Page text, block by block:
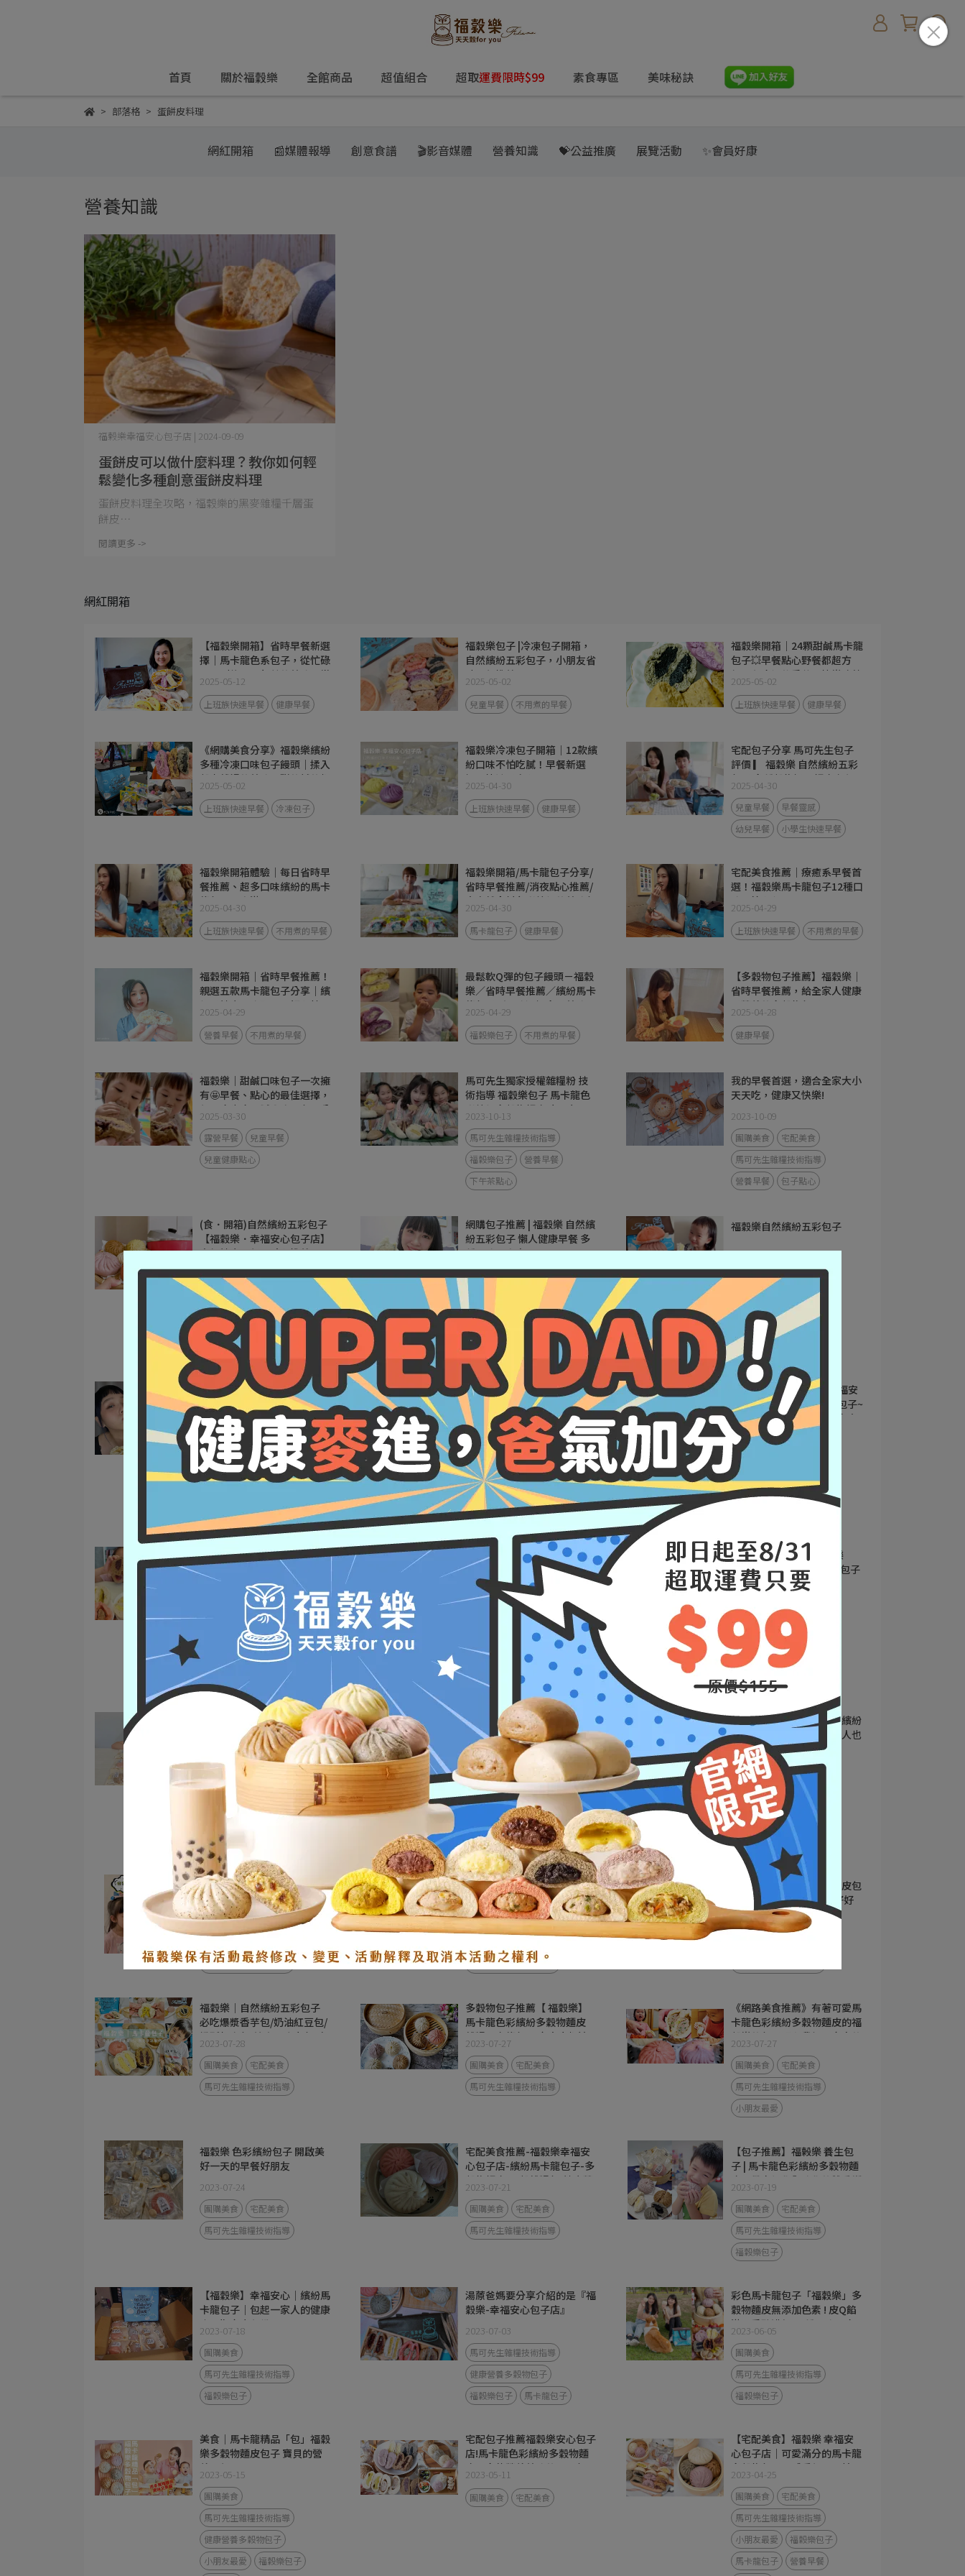
首頁 關於福穀樂 全館商品 超值組合 超取運費限時$99 素食專區 美味秘訣
部落格 蛋餅皮料理
網紅開箱 📰媒體報導 創意食譜 🎬影音媒體 營養知識 💝公益推廣 展覽活動 ✨會員好康
營養知識
蛋餅皮可以做什麼料理？教你如何輕
鬆變化多種創意蛋餅皮料理
福榖樂幸福安心包子店 | 2024-09-09
蛋餅皮料理全攻略，福穀樂的黑麥雜糧千層蛋
餅皮⋯
閱讀更多 ->
網紅開箱
【福穀樂開箱】省時早餐新選
擇｜馬卡龍色系包子，從忙碌
早晨到悠閒下午茶的美味日常
2025-05-12
上班族快速早餐 健康早餐
福穀樂包子 |冷凍包子開箱，
自然繽紛五彩包子，小朋友省
時早餐推薦！
2025-05-02
兒童早餐 不用煮的早餐
福穀樂開箱｜24顆甜鹹馬卡龍
包子💥早餐點心野餐都超方
便！必吃爆漿香芋＆快樂豬蔥
肉🥰
2025-05-02
上班族快速早餐 健康早餐
《網購美食分享》福穀樂繽紛
多種冷凍口味包子饅頭｜揉入
穀麥雜糧的美味，甜的鹹的都
有｜營養早餐、宵夜都超方
便！
2025-05-02
上班族快速早餐 冷凍包子
福穀樂冷凍包子開箱｜12款繽
紛口味不怕吃膩！早餐新選
擇，快速又安心
2025-04-30
上班族快速早餐 健康早餐
宅配包子分享 馬可先生包子
評價 ▎ 福穀樂 自然繽紛五彩
包子 多種穀物揉入麵皮 無添
加化學膨鬆劑、發粉、人工色
素， 真心推薦給想吃得安心
又想滿足味蕾的你！
2025-04-30
兒童早餐
早餐靈感
幼兒早餐
小學生快速早餐
福穀樂開箱體驗｜每日省時早
餐推薦、超多口味繽紛的馬卡
龍包子一次滿足！
2025-04-30
上班族快速早餐 不用煮的早餐
福穀樂開箱/馬卡龍包子分享/
省時早餐推薦/消夜點心推薦/
大自然食材色彩繽紛的美味包
子
2025-04-30
馬卡龍包子 健康早餐
宅配美食推薦｜療癒系早餐首
選！福穀樂馬卡龍包子12種口
味開箱心得
2025-04-29
上班族快速早餐 不用煮的早餐
福穀樂開箱｜省時早餐推薦！
親選五款馬卡龍包子分享｜繽
紛又健康，喚醒早晨好心情！
2025-04-29
營養早餐 不用煮的早餐
最鬆軟Q彈的包子饅頭－福穀
樂／省時早餐推薦／繽紛馬卡
龍包子／口味選擇多又美味
2025-04-29
福穀樂包子 不用煮的早餐
【多穀物包子推薦】福穀樂｜
省時早餐推薦，給全家人健康
又營養的多穀物包子！
2025-04-28
健康早餐
福穀樂｜甜鹹口味包子一次擁
有🤩早餐、點心的最佳選擇，
每天吃也吃不膩😋宅配包子分
享
2025-03-30
露營早餐
兒童早餐
兒童健康點心
馬可先生獨家授權雜糧粉 技
術指導 福穀樂包子 馬卡龍色
彩繽紛多穀物麵皮 小朋友天
然健康營養零食 下午茶 早餐
首選
2023-10-13
馬可先生雜糧技術指導
福穀樂包子
營養早餐
下午茶點心
我的早餐首選，適合全家大小
天天吃，健康又快樂!
2023-10-09
團購美食
宅配美食
馬可先生雜糧技術指導
營養早餐
包子點心
(食．開箱)自然繽紛五彩包子
【福穀樂．幸福安心包子店】
方便健康早餐、點心推薦
馬可先生雜糧技術指導
小朋友最愛
福穀樂包子
馬卡龍包子
營養早餐
包子點心
網購包子推薦 | 福穀樂 自然繽
紛五彩包子 懶人健康早餐 多
種口味一次享用
馬可先生雜糧技術指導
營養早餐
福穀樂自然繽紛五彩包子
馬可先生雜糧技術指導
小朋友最愛
福穀樂包子
馬卡龍包子
包子點心
[網購/美食] 福穀樂懶人健康
早餐，獨家技術退冰吃也很Q
2023-09-27
馬可先生雜糧技術指導
福穀樂包子
馬卡龍包子
網購時代，一起買起來---
【福穀樂幸福安心】繽紛馬卡
龍包子上線囉~｜網購包子推
薦｜安心健康包子｜方便健康
早餐
2023-09-26
團購美食
宅配美食
馬可先生雜糧技術指導
福穀樂包子
馬卡龍包子
營養早餐
包子點心
網購包子推薦 福穀樂-幸福安
心包子店~自然繽紛五彩包子~
好看好吃又營養~適合全家大
小的健康點心!
2023-09-26
團購美食
宅配美食
馬可先生雜糧技術指導
福穀樂包子
馬卡龍包子
福穀樂自然繽紛五彩包子網購
包子推薦 上班族快速早餐 懶
人健康早餐 小學生早餐
2023-09-25
馬可先生雜糧技術指導
小朋友最愛
福穀樂包子
馬卡龍包子
營養早餐
包子點心
【網購包子推薦 福穀樂】自
然繽紛五彩包子，全台最好吃
的包子 /中式早餐推薦 / 懶人
健康早餐 / 方便健康早餐 / 上
班族快速早餐 推薦。
2023-09-20
宅配美食
馬可先生雜糧技術指導
小朋友最愛
福穀樂包子
馬卡龍包子
【網購包子推薦】 福穀樂
FUKURO / 全台最好吃的包子
/ 自然繽紛五彩包子
2023-09-17
團購美食
宅配美食
馬可先生雜糧技術指導
福穀樂包子
馬卡龍包子
包子點心
宅配美食｜天然健康又營養美
味的包子推薦「福穀樂包子」
12款口味開箱與評價。
2023-09-13
團購美食
馬可先生雜糧技術指導
福穀樂包子
馬卡龍包子
營養早餐
【網路人氣安心健康包子推
薦】獨家技術退冰也很Q!
2023-09-01
團購美食
宅配美食
馬可先生雜糧技術指導
福穀樂包子
馬卡龍包子
【福穀樂】早上美食自然繽紛
五彩包子不僅孩子愛吃大人也
愛吃！
2023-08-07
團購美食
宅配美食
馬可先生雜糧技術指導
✨福穀樂_馬卡龍包子✨營
養、健康又美味的新選擇!!
2023-08-01
馬可先生雜糧技術指導
食記｜馬卡龍色彩繽紛多穀物
包子，繽紛營養每一天｜專業
營養師把關｜健康包子推薦｜
福穀樂FUKURO
2023-07-28
馬可先生雜糧技術指導
馬卡龍色彩繽紛多穀物麵皮包
『福穀樂包子』 自由選好好
配！天然好吃超方便。
2023-07-28
福穀樂｜自然繽紛五彩包子
必吃爆漿香芋包/奶油紅豆包/
奶酥起士包/熔岩巧克力包/自
然豬香蔥肉包/麻辣紅麴聰肉
包 鹹甜皆有 馬卡龍色彩繽紛
多穀物麵皮 健康無負擔 冷凍
宅配服務
2023-07-28
團購美食
宅配美食
馬可先生雜糧技術指導
多穀物包子推薦【 福穀樂】
馬卡龍色彩繽紛多穀物麵皮
雜糧馬卡龍包 全家大小都適
合的美味
2023-07-27
團購美食
宅配美食
馬可先生雜糧技術指導
《網路美食推薦》有著可愛馬
卡龍色彩繽紛多穀物麵皮的福
穀樂的包子照顧我們全家人的
健康從早餐開始
2023-07-27
團購美食
宅配美食
馬可先生雜糧技術指導
小朋友最愛
福穀樂 色彩繽紛包子 開啟美
好一天的早餐好朋友
2023-07-24
團購美食
宅配美食
馬可先生雜糧技術指導
宅配美食推薦-福穀樂幸福安
心包子店-繽紛馬卡龍包子-多
穀物麵皮/五穀雜糧包/健康營
養又美味
2023-07-21
團購美食
宅配美食
馬可先生雜糧技術指導
【包子推薦】福榖樂 養生包
子 | 馬卡龍色彩繽紛多穀物麵
皮，帶來視覺與味覺的雙重饗
宴！
2023-07-19
團購美食
宅配美食
馬可先生雜糧技術指導
福穀樂包子
【福穀樂】幸福安心｜繽紛馬
卡龍包子｜包起一家人的健康
｜暑期家中必備
2023-07-18
團購美食
馬可先生雜糧技術指導
福穀樂包子
湯蒝爸媽要分享介紹的是『福
穀樂-幸福安心包子店』
2023-07-03
馬可先生雜糧技術指導
健康營養多穀物包子
福穀樂包子
馬卡龍包子
彩色馬卡龍包子「福穀樂」多
穀物麵皮無添加色素 ! 皮Q餡
滿、香醇濃郁 ! 7種口味一吃
就愛上 !
2023-06-05
團購美食
馬可先生雜糧技術指導
福穀樂包子
美食｜馬卡龍精品「包」福穀
樂多穀物麵皮包子 寶貝的營
養早餐
2023-05-15
團購美食
馬可先生雜糧技術指導
健康營養多穀物包子
小朋友最愛
福穀樂包子
宅配包子推薦福穀樂安心包子
店!馬卡龍色彩繽紛多穀物麵
皮ｘ多款營養美味的可口包
子，原來可以這樣吃包子套
餐？！
2023-05-11
團購美食 宅配美食
【宅配美食】福穀樂 幸福安
心包子店｜可愛滿分的馬卡龍
多穀物包子，感受每一口精品
級的天然風味!
2023-04-25
團購美食
宅配美食
馬可先生雜糧技術指導
小朋友最愛
福穀樂包子
馬卡龍包子
營養早餐